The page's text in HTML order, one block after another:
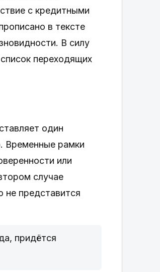
с кредитными
в тексте
В силу
переходящих
один
Временные рамки
или
случае
не представится
придётся